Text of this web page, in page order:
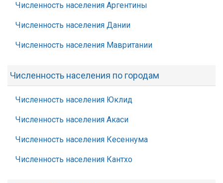
Численность населения Аргентины
Численность населения Дании
Численность населения Мавритании
Численность населения по городам
Численность населения Юклид
Численность населения Акаси
Численность населения Кесеннума
Численность населения Кантхо